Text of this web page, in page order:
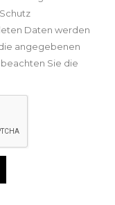
Daten werden
angegebenen
Sie die